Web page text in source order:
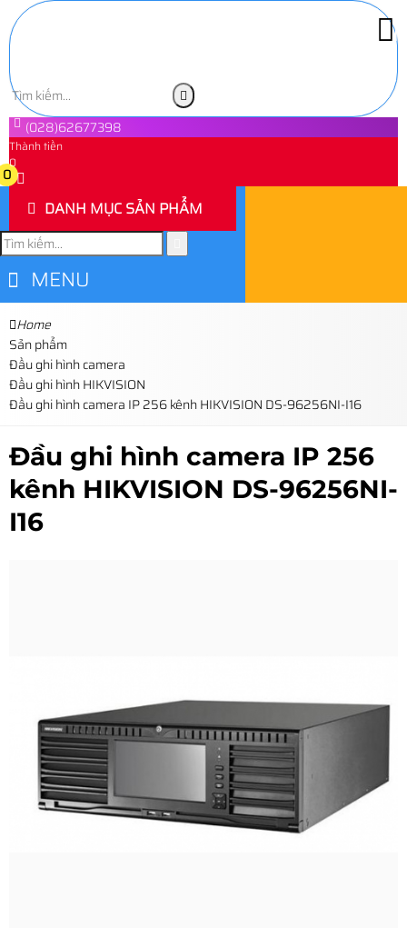
(028)62677398
Thành tiền
0
0
DANH MỤC SẢN PHẨM
MENU
Home
Sản phẩm
Đầu ghi hình camera
Đầu ghi hình HIKVISION
Đầu ghi hình camera IP 256 kênh HIKVISION DS-96256NI-I16
Đầu ghi hình camera IP 256
kênh HIKVISION DS-96256NI-
I16